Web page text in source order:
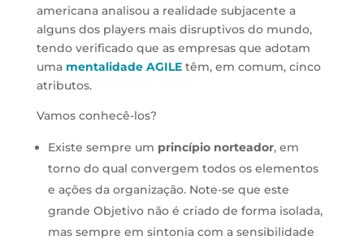
americana analisou a realidade subjacente a
alguns dos players mais disruptivos do mundo,
tendo verificado que as empresas que adotam
uma mentalidade AGILEtêm, em comum, cinco
atributos.
Vamos conhecê-los?
Existe sempre um princípio norteador, em
torno do qual convergem todos os elementos
e ações da organização. Note-se que este
grande Objetivo não é criado de forma isolada,
mas sempre em sintonia com a sensibilidade